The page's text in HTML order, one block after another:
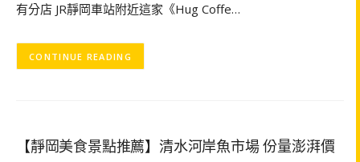
有分店 JR靜岡車站附近這家《Hug Coffe…
CONTINUE READING
【靜岡美食景點推薦】清水河岸魚市場 份量澎湃價